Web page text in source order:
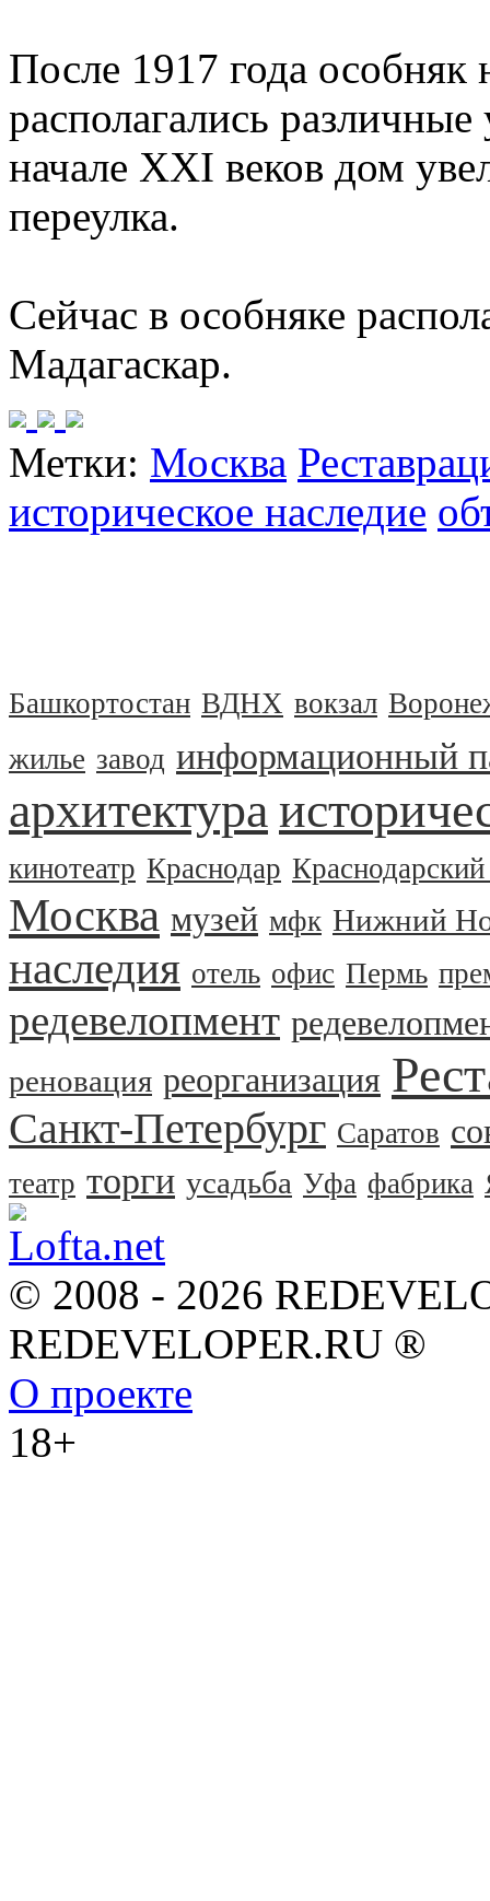
После 1917 года особняк
располагались
начале XXI веков дом
переулка.
Сейчас в особняке
Мадагаскар.
Метки: Москва
историческое наследие
Башкортостан ВДНХ вокзал
жилье завод информационный
архитектура
кинотеатр Краснодар
Москва музей мфк Нижний
наследия отель офис Пермь
редевелопмент
реновация реорганизация
Санкт-Петербург Саратов
театр торги усадьба Уфа фабрика
© 2008 - 2026
REDEVELOPER.RU ®
О проекте
18+